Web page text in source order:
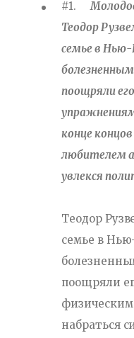
#1.
Теодор
семье в Нью-
поощряли
конце
любителем
увлекся
Теодор
семье в
поощряли
набраться